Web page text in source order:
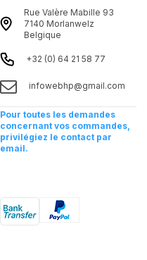
Rue Valère Mabille 93
7140 Morlanwelz
Belgique
+32 (0) 64 21 58 77
infowebhp@gmail.com
Pour toutes les demandes
concernant vos commandes,
privilégiez le contact par
email.